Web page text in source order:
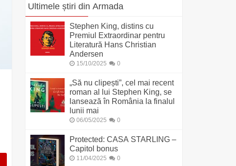
Ultimele știri din Armada
Stephen King, distins cu
Premiul Extraordinar pentru
Literatură Hans Christian
Andersen
15/10/2025 0
„Să nu clipești”, cel mai recent
roman al lui Stephen King, se
lansează în România la finalul
lunii mai
06/05/2025 0
Protected: CASA STARLING –
Capitol bonus
11/04/2025 0